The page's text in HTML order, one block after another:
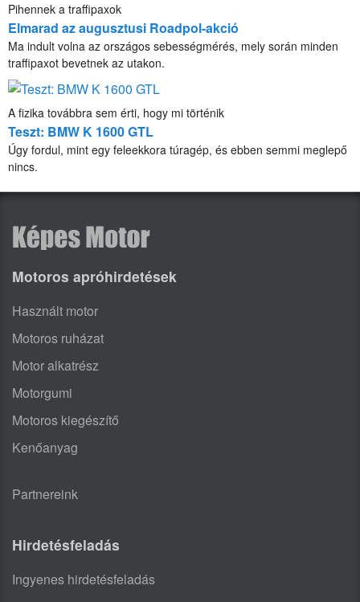
Pihennek a traffipaxok
Elmarad az augusztusi Roadpol-akció
Ma indult volna az országos sebességmérés, mely során minden
traffipaxot bevetnek az utakon.
A fizika továbbra sem érti, hogy mi történik
Teszt: BMW K 1600 GTL
Úgy fordul, mint egy feleekkora túragép, és ebben semmi meglepő
nincs.
Motoros apróhirdetések
Használt motor
Motoros ruházat
Motor alkatrész
Motorgumi
Motoros kiegészítő
Kenőanyag
Partnereink
Hirdetésfeladás
Ingyenes hirdetésfeladás